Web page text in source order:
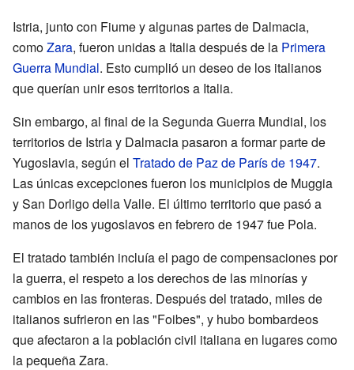
Istria, junto con Fiume y algunas partes de Dalmacia,
comoZara, fueron unidas a Italia después de la Primera
Guerra Mundial. Esto cumplió un deseo de los italianos
que querían unir esos territorios a Italia.
Sin embargo, al final de la Segunda Guerra Mundial, los
territorios de Istria y Dalmacia pasaron a formar parte de
Yugoslavia, según el Tratado de Paz de París de 1947.
Las únicas excepciones fueron los municipios de Muggia
y San Dorligo della Valle. El último territorio que pasó a
manos de los yugoslavos en febrero de 1947 fue Pola.
El tratado también incluía el pago de compensaciones por
la guerra, el respeto a los derechos de las minorías y
cambios en las fronteras. Después del tratado, miles de
italianos sufrieron en las "Foibes", y hubo bombardeos
que afectaron a la población civil italiana en lugares como
la pequeña Zara.